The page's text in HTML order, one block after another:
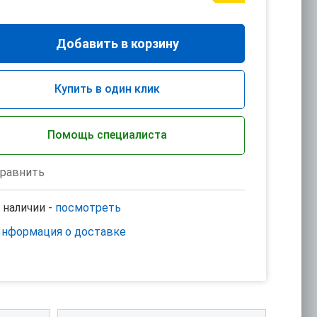
Добавить в корзину
Купить в один клик
Помощь специалиста
наличии - посмотреть
о доставке